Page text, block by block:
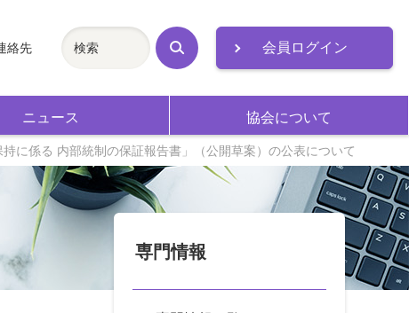
会員ログイン
ニュース 協会について
絡先
検
索
に係る 内部統制の保証報告書」（公開草案）の公表について
専門情報